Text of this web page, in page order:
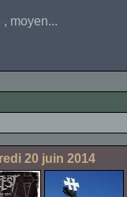
, moyen...
20 juin 2014